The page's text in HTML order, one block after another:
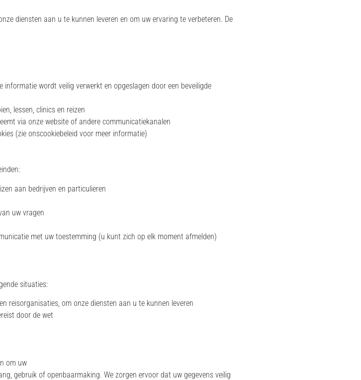
diensten aan u te kunnen leveren en om uw ervaring te verbeteren. De
wordt veilig verwerkt en opgeslagen door een beveiligde
lessen, clinics en reizen
via onze website of andere communicatiekanalen
(zie onscookiebeleid voor meer informatie)
aan bedrijven en particulieren
uw vragen
met uw toestemming (u kunt zich op elk moment afmelden)
situaties:
reisorganisaties, om onze diensten aan u te kunnen leveren
door de wet
om uw
gebruik of openbaarmaking. We zorgen ervoor dat uw gegevens veilig